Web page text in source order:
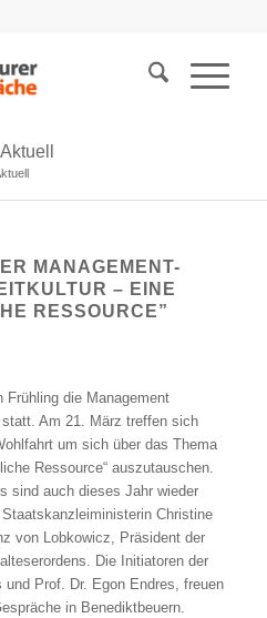
MANAGEMENT-
– EINE
RESSOURCE”
Frühling die Management
Am 21. März treffen sich
um sich über das Thema
Ressource“ auszutauschen.
sind auch dieses Jahr wieder
Christine
von Lobkowicz, Präsident der
Die Initiatoren der
Prof. Dr. Egon Endres, freuen
in Benediktbeuern.